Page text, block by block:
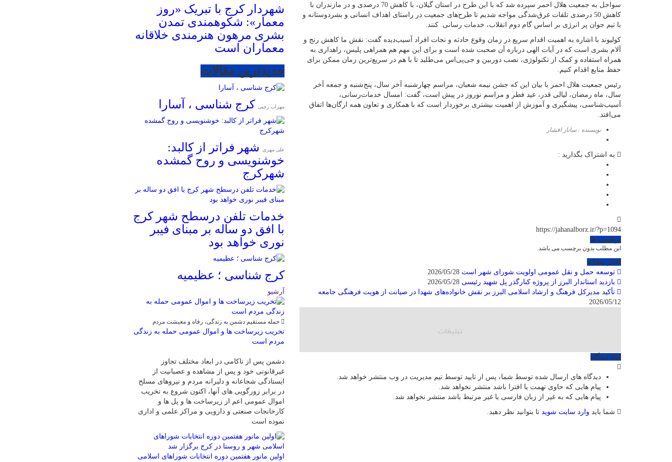
سواحل به جمعیت هلال‌ احمر سپرده شد که با این طرح در استان گیلان، با کاهش 70 درصدی و در مازندران با
کاهش 50 درصدی تلفات غرق‌شدگی مواجه شدیم تا طرح‌های جمعیت در راستای اهداف انسانی و بشردوستانه و
با تیم جوان پر انرژی بر اساس گام دوم انقلاب، خدمات رسانی کنند.
کولیوند با اشاره به اهمیت اقدام سریع در زمان وقوع حادثه و نجات افراد آسیب‌دیده گفت: نقش ما کاهش رنج و
آلام بشری است که در آیات الهی درباره آن صحبت شده است و برای این مهم هم همراهی پلیس، راهداری به
همراه استفاده و کمک از تکنولوژی، نصب دوربین و جی‌پی‌اس می‌طلبد تا با هم در سریع‌ترین زمان ممکن برای
حفظ منابع اقدام کنیم.
رئیس جمعیت هلال احمر با بیان این که جشن نیمه شعبان، مراسم چهارشنبه آخر سال، پنج‌شنبه و جمعه آخر
سال، ماه رمضان، لیالی قدر، عید فطر و مراسم نوروز در پیش است، گفت: امسال خدمات‌رسانی،
آسیب‌شناسی، پیشگیری و آموزش از اهمیت بیشتری برخوردار است که با همکاری و تعاون همه ارگان‌ها اتفاق
می‌افتد.
نویسنده : ساناز افشار
به اشتراک بگذارید :
https://jahanalborz.ir/?p=1094
برچسب ها
این مطلب بدون برچسب می باشد.
اخبار مشابه
توسعه حمل و نقل عمومی اولویت شورای شهر است
بازدید استاندار البرز از پروژه کنارگذر پل شهید رئیسی
تأکید مدیرکل فرهنگ و ارشاد اسلامی البرز بر نقش خانواده‌های شهدا در صیانت از هویت فرهنگی جامعه
2026/05/12
ثبت دیدگاه
دیدگاه های ارسال شده توسط شما، پس از تایید توسط تیم مدیریت در وب منتشر خواهد شد.
پیام هایی که حاوی تهمت یا افترا باشد منتشر نخواهد شد.
پیام هایی که به غیر از زبان فارسی یا غیر مرتبط باشد منتشر نخواهد شد.
شما باید وارد سایت شوید تا بتوانید نظر دهید.
شهردار کرج با تبریک «روز
معمار»: شکوهمندی تمدن
بشری مرهون هنرمندی خلاقانه
معماران است
جدیدترین مقالات
مهراب رجبی کرج شناسی ، آسارا
علی مهری
شهر فراتر از کالبد:
خوشنویسی و روح گمشده
شهرکرج
خدمات تلفن درسطح شهر کرج
با افق دو ساله بر مبنای فیبر
نوری خواهد بود
کرج شناسی ؛ عظیمیه
آرشیو
حمله مستقیم دشمن به زندگی، رفاه و معیشت مردم
تخریب زیرساخت ها و اموال عمومی حمله به زندگی
مردم است
دشمن پس از ناکامی در ابعاد مختلف تجاوز
غیرقانونی خود و پس از مشاهده و عصبانیت از
ایستادگی شجاعانه و دلیرانه مردم و نیروهای مسلح
در برابر زورگویی های آنها، اکنون شروع به تخریب
اموال عمومی اعم از زیرساخت ها و پل ها و
کارخانجات صنعتی و دارویی و مراکز علمی و اداری
نموده است
اولین مانور هفتمین دوره انتخابات شوراهای اسلامی